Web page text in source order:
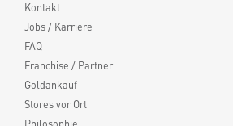
Kontakt
Jobs / Karriere
FAQ
Franchise / Partner
Goldankauf
Stores vor Ort